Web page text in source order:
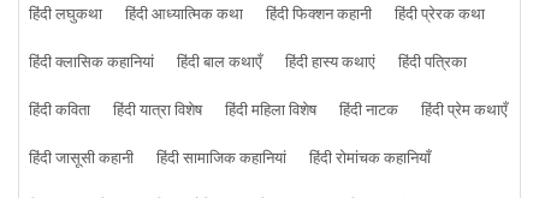
हिंदी लघुकथा हिंदी आध्यात्मिक कथा हिंदी फिक्शन कहानी
हिंदी प्रेरक कथा
हिंदी क्लासिक कहानियां
हिंदी बाल कथाएँ हिंदी हास्य कथाएं
हिंदी पत्रिका
हिंदी कविता
हिंदी यात्रा विशेष हिंदी महिला विशेष हिंदी नाटक
हिंदी प्रेम कथाएँ
हिंदी जासूसी कहानी
हिंदी सामाजिक कहानियां
हिंदी रोमांचक कहानियाँ